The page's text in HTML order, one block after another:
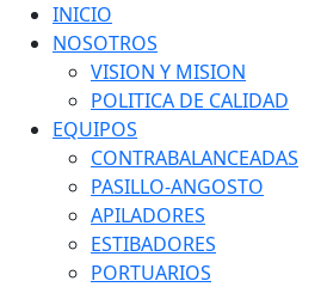
INICIO
NOSOTROS
VISION Y MISION
POLITICA DE CALIDAD
EQUIPOS
CONTRABALANCEADAS
PASILLO-ANGOSTO
APILADORES
ESTIBADORES
PORTUARIOS